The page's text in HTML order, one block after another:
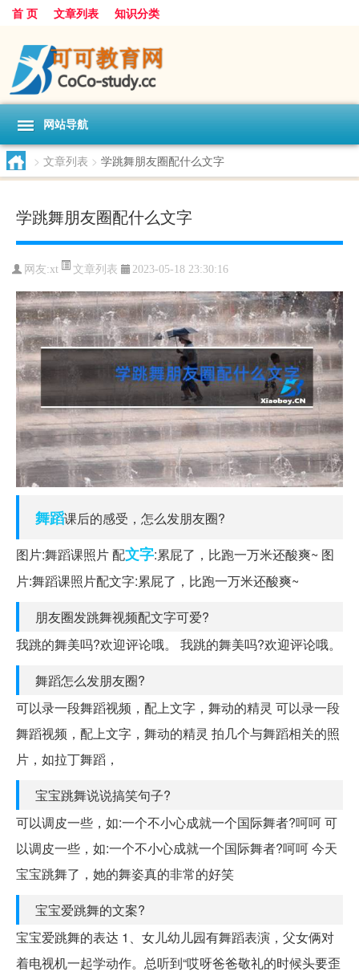
首 页 文章列表 知识分类
网站导航
> 文章列表 > 学跳舞朋友圈配什么文字
学跳舞朋友圈配什么文字
网友:xt 文章列表 2023-05-18 23:30:16
舞蹈课后的感受，怎么发朋友圈?
图片:舞蹈课照片 配文字:累屁了，比跑一万米还酸爽~ 图
片:舞蹈课照片配文字:累屁了，比跑一万米还酸爽~
朋友圈发跳舞视频配文字可爱?
我跳的舞美吗?欢迎评论哦。 我跳的舞美吗?欢迎评论哦。
舞蹈怎么发朋友圈?
可以录一段舞蹈视频，配上文字，舞动的精灵 可以录一段
舞蹈视频，配上文字，舞动的精灵 拍几个与舞蹈相关的照
片，如拉丁舞蹈，
宝宝跳舞说说搞笑句子?
可以调皮一些，如:一个不小心成就一个国际舞者?呵呵 可
以调皮一些，如:一个不小心成就一个国际舞者?呵呵 今天
宝宝跳舞了，她的舞姿真的非常的好笑
宝宝爱跳舞的文案?
宝宝爱跳舞的表达 1、女儿幼儿园有舞蹈表演，父女俩对
着电视机一起学动作。总听到“哎呀爸爸敬礼的时候头要歪